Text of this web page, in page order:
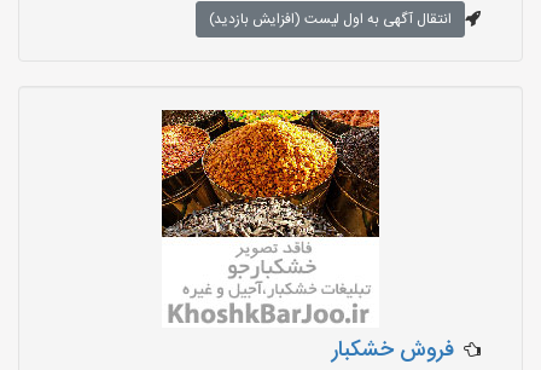
انتقال آگهی به اول لیست (افزایش بازدید)
فروش خشکبار